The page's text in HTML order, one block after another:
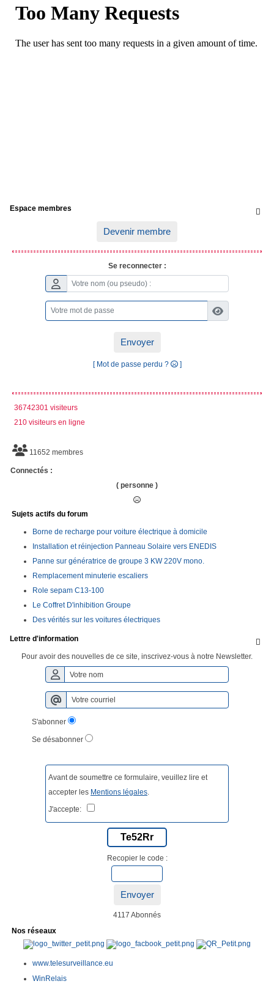

Espace membres
Devenir membre
Se reconnecter :
Envoyer
[ Mot de passe perdu ? ]
36742301 visiteurs
210 visiteurs en ligne
11652 membres
Connectés :
( personne )
Sujets actifs du forum
Borne de recharge pour voiture électrique à domicile
Installation et réinjection Panneau Solaire vers ENEDIS
Panne sur génératrice de groupe 3 KW 220V mono.
Remplacement minuterie escaliers
Role sepam C13-100
Le Coffret D'inhibition Groupe
Des vérités sur les voitures électriques

Lettre d'information
Pour avoir des nouvelles de ce site, inscrivez-vous à notre Newsletter.
S'abonner
Se désabonner
Avant de soumettre ce formulaire, veuillez lire et
accepter les Mentions légales.
J'accepte:
Te52Rr
Recopier le code :
Envoyer
4117 Abonnés
Nos réseaux
www.telesurveillance.eu
WinRelais